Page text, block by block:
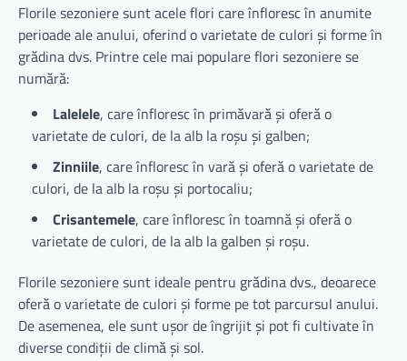
Florile sezoniere sunt acele flori care înfloresc în anumite
perioade ale anului, oferind o varietate de culori și forme în
grădina dvs. Printre cele mai populare flori sezoniere se
numără:
Lalelele, care înfloresc în primăvară și oferă o
varietate de culori, de la alb la roșu și galben;
Zinniile, care înfloresc în vară și oferă o varietate de
culori, de la alb la roșu și portocaliu;
Crisantemele, care înfloresc în toamnă și oferă o
varietate de culori, de la alb la galben și roșu.
Florile sezoniere sunt ideale pentru grădina dvs., deoarece
oferă o varietate de culori și forme pe tot parcursul anului.
De asemenea, ele sunt ușor de îngrijit și pot fi cultivate în
diverse condiții de climă și sol.